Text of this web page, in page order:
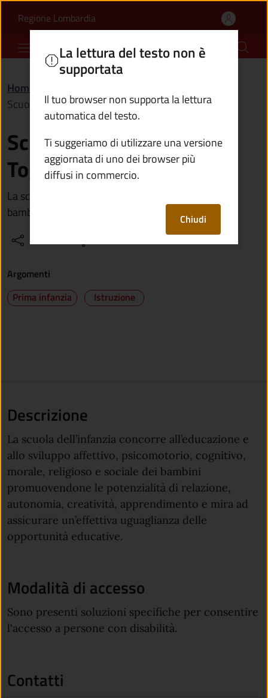
Scuola materna ''Ester
Regione Lombardia(apre in un'altra scheda).
Comune di Vione
Home
Scuola materna ''Ester Tognali Martini''
Scuola materna ''Ester
Tognali Martini''
La scuola materna ''Ester Tognali Martini'' accoglie i
bambini dai 3 anni ai 6 anni
La lettura del testo non è
supportata
Il tuo browser non supporta la lettura
automatica del testo.
Ti suggeriamo di utilizzare una versione
aggiornata di uno dei browser più
diffusi in commercio.
Chiudi
Argomenti
Prima infanzia
Istruzione
Descrizione
La scuola dell’infanzia concorre all’educazione e
allo sviluppo affettivo, psicomotorio, cognitivo,
morale, religioso e sociale dei bambini
promuovendone le potenzialità di relazione,
autonomia, creatività, apprendimento e mira ad
assicurare un’effettiva uguaglianza delle
opportunità educative.
Modalità di accesso
Sono presenti soluzioni specifiche per consentire
l'accesso a persone con disabilità.
Contatti